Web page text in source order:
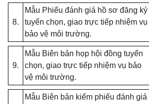
8.
Mẫu Phiếu đánh giá hồ sơ đăng ký
tuyển chọn, giao trực tiếp nhiệm vụ
bảo vệ môi trường.
9.
Mẫu Biên bản họp hội đồng tuyển
chọn, giao trực tiếp nhiệm vụ bảo
vệ môi trường.
Mẫu Biên bản kiểm phiếu đánh giá